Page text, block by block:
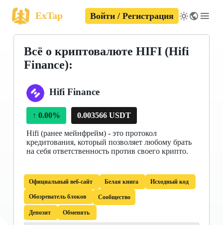
ExTap Войти / Регистрация
Всё о криптовалюте HIFI (Hifi
Finance):
Hifi Finance
↑ 0.00% 0.003566 USDT
Hifi (ранее мейнфрейм) - это протокол
кредитования, который позволяет любому брать
на себя ответственность против своего крипто.
Официальный веб-сайт Белая книга Исходный код
Обозреватель блоков Сообщество
Депозит Обменять